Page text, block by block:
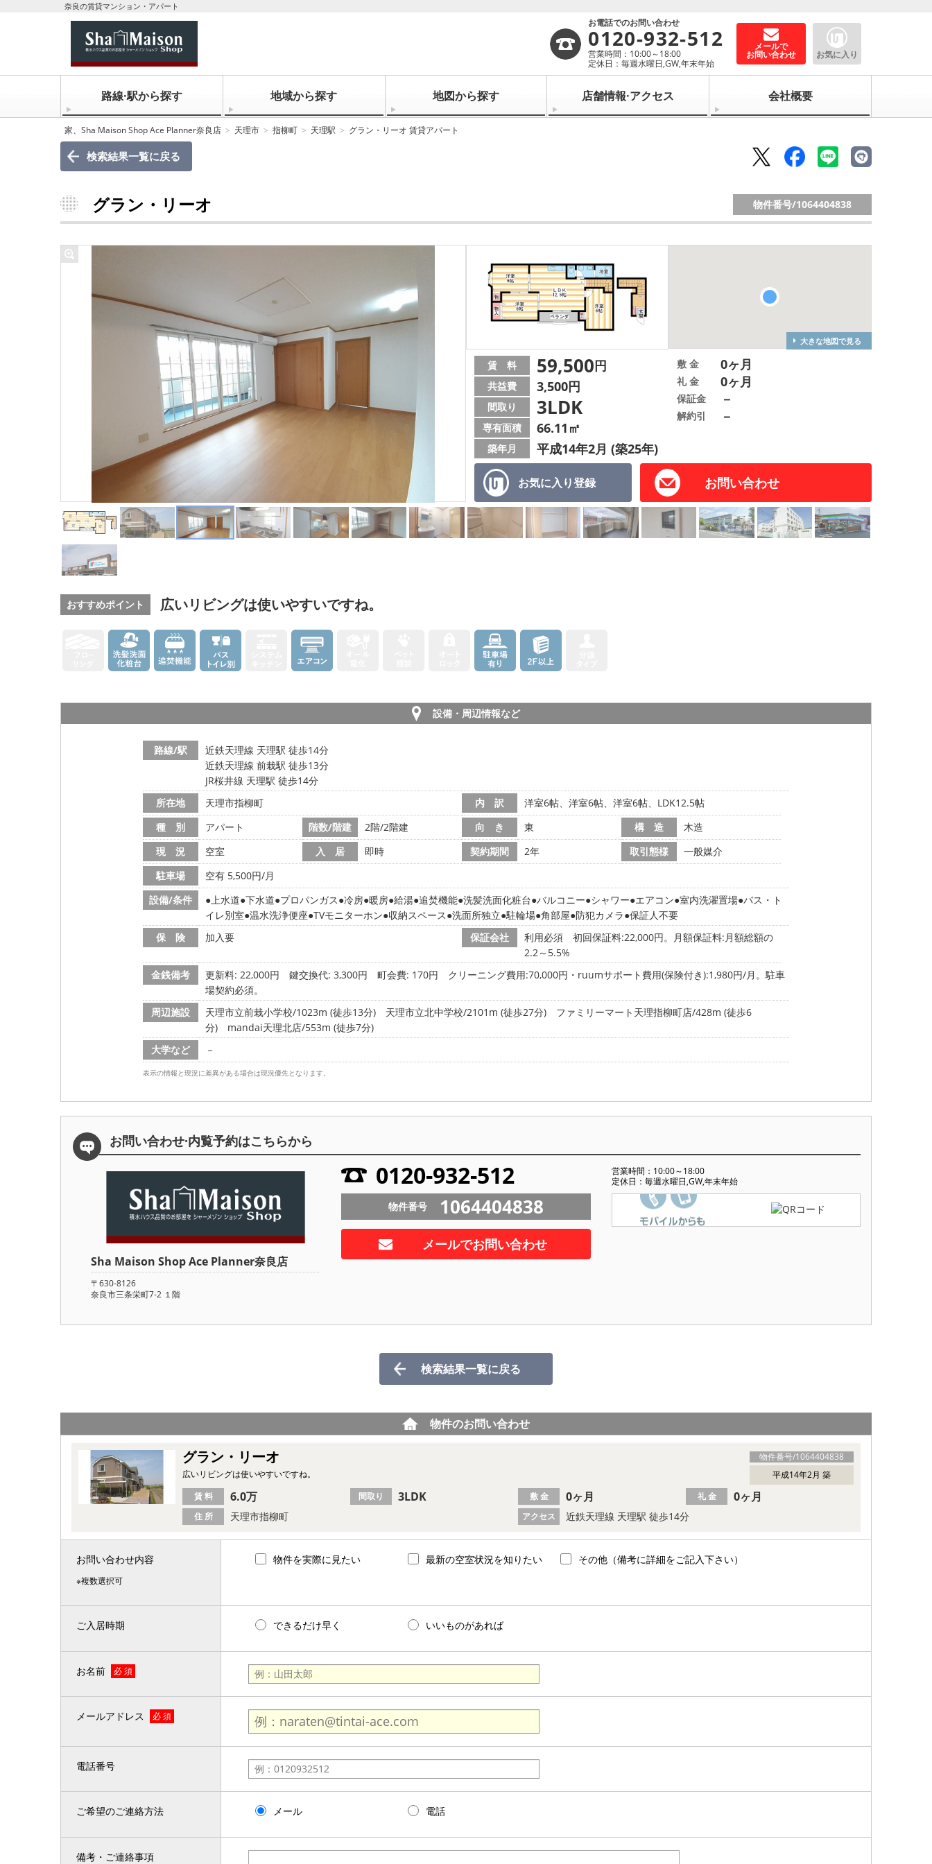
奈良の賃貸マンション・アパート
お電話でのお問い合わせ
0120-932-512
営業時間：10:00～18:00
定休日：毎週水曜日,GW,年末年始
メールで
お問い合わせ お気に入り
路線·駅から探す 地域から探す 地図から探す 店舗情報·アクセス 会社概要
家、Sha Maison Shop Ace Planner奈良店 天理市 指柳町 天理駅 グラン・リーオ 賃貸アパート
検索結果一覧に戻る
グラン・リーオ 物件番号/1064404838
大きな地図で見る
お気に入り登録 お問い合わせ
賃 料 59,500円
共益費 3,500円
間取り 3LDK
専有面積 66.11㎡
築年月 平成14年2月 (築25年)
敷 金 0ヶ月
礼 金 0ヶ月
保証金 －
解約引 －
おすすめポイント 広いリビングは使いやすいですね。
設備・周辺情報など
路線/駅
近鉄天理線 天理駅 徒歩14分
近鉄天理線 前栽駅 徒歩13分
JR桜井線 天理駅 徒歩14分
所在地
天理市指柳町 内 訳
洋室6帖、洋室6帖、洋室6帖、LDK12.5帖
種 別
アパート 階数/階建 2階/2階建 向 き 東 構 造
木造
現 況
空室 入 居 即時 契約期間 2年 取引態様
一般媒介
駐車場
空有 5,500円/月
設備/条件
上水道 下水道 プロパンガス 冷房 暖房 給湯 追焚機能 洗髪洗面化粧台 バルコニー シャワー エアコン 室内洗濯置場 バス・ト
イレ別室 温水洗浄便座 TVモニターホン 収納スペース 洗面所独立 駐輪場 角部屋 防犯カメラ 保証人不要
保 険
加入要 保証会社
利用必須 初回保証料:22,000円。月額保証料:月額総額の
2.2～5.5%
金銭備考
更新料: 22,000円 鍵交換代: 3,300円 町会費: 170円
クリーニング費用:70,000円・ruumサポート費用(保険付き):1,980円/月。駐車
場契約必須。
周辺施設
天理市立前栽小学校/1023m (徒歩13分) 天理市立北中学校/2101m (徒歩27分)
ファミリーマート天理指柳町店/428m (徒歩6
分)
mandai天理北店/553m (徒歩7分)
大学など
－
表示の情報と現況に差異がある場合は現況優先となります。
お問い合わせ·内覧予約はこちらから
Sha Maison Shop Ace Planner奈良店
〒630-8126
奈良市三条栄町7-2 １階
0120-932-512
営業時間：10:00～18:00
定休日：毎週水曜日,GW,年末年始
物件番号 1064404838
メールでお問い合わせ
検索結果一覧に戻る
物件のお問い合わせ
物件番号/1064404838
グラン・リーオ
平成14年2月 築
広いリビングは使いやすいですね。
住 所 天理市指柳町 アクセス 近鉄天理線 天理駅 徒歩14分
賃 料 6.0万 間取り 3LDK 敷 金 0ヶ月 礼 金 0ヶ月
お問い合わせ内容
※複数選択可
物件を実際に見たい 最新の空室状況を知りたい その他（備考に詳細をご記入下さい）
ご入居時期 できるだけ早く いいものがあれば
お名前 必 須
メールアドレス 必 須
電話番号
ご希望のご連絡方法 メール 電話
備考・ご連絡事項